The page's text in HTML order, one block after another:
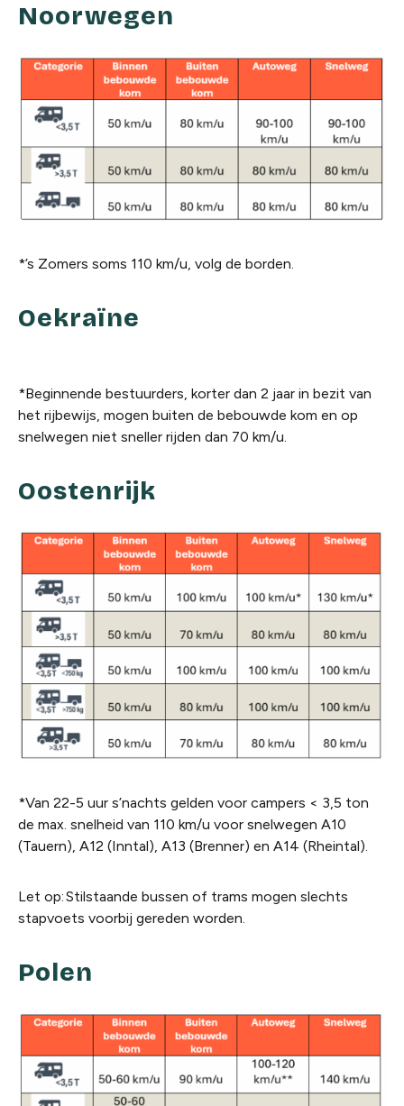
Noorwegen
*’s Zomers soms 110 km/u, volg de borden.
Oekraïne
*Beginnende bestuurders, korter dan 2 jaar in bezit van
het rijbewijs, mogen buiten de bebouwde kom en op
snelwegen niet sneller rijden dan 70 km/u.
Oostenrijk
*Van 22-5 uur s’nachts gelden voor campers < 3,5 ton
de max. snelheid van 110 km/u voor snelwegen A10
(Tauern), A12 (Inntal), A13 (Brenner) en A14 (Rheintal).
Let op: Stilstaande bussen of trams mogen slechts
stapvoets voorbij gereden worden.
Polen